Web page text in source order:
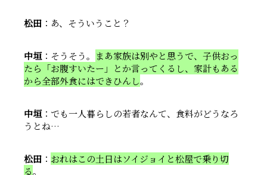
松田 ：あ、そういうこと？
中垣：そうそう。 まあ家族は別やと思うで、子供おっ
たら「お腹すいたー」とか言ってくるし、家計もある
から全部外食にはできひんし。
中垣：でも一人暮らしの若者なんて、食料がどうなろ
うとね…
松田 ： おれはこの土日はソイジョイと松屋で乗り切
る。